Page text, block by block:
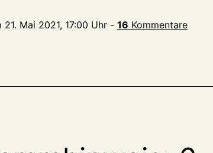
70.:
im
21. Mai 2021, 17:00 Uhr - 16 Kommentare